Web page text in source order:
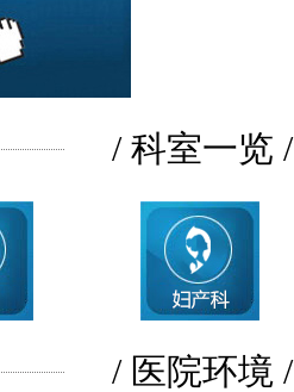
/ 科室一览 /
/ 医院环境 /